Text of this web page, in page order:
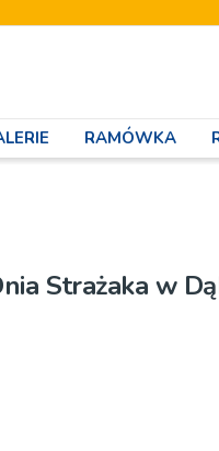
RAMÓWKA
Strażaka w